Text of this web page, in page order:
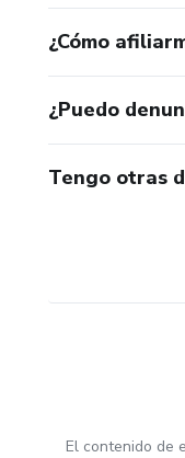
¿Cómo
¿Puedo
Tengo otras
El contenido de